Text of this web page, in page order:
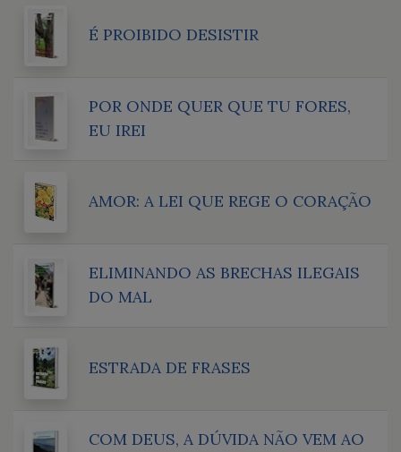
É PROIBIDO DESISTIR
POR ONDE QUER QUE TU FORES,
EU IREI
AMOR: A LEI QUE REGE O CORAÇÃO
ELIMINANDO AS BRECHAS ILEGAIS
DO MAL
ESTRADA DE FRASES
COM DEUS, A DÚVIDA NÃO VEM AO